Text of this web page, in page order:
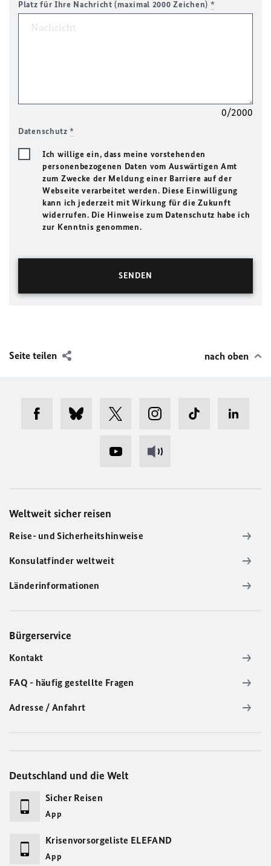
Platz für Ihre Nachricht (maximal 2000 Zeichen) *
0/2000
Datenschutz*
Ich willige ein, dass meine vorstehenden
personenbezogenen Daten vom Auswärtigen Amt
zum Zwecke der Meldung einer Barriere auf der
Webseite verarbeitet werden. Diese Einwilligung
kann ich jederzeit mit Wirkung für die Zukunft
widerrufen. Die Hinweise zum Datenschutz habe ich
zur Kenntnis genommen.
Seite teilen nach oben
Weltweit sicher reisen
Reise- und Sicherheitshinweise
Konsulatfinder weltweit
Länderinformationen
Bürgerservice
Kontakt
FAQ - häufig gestellte Fragen
Adresse / Anfahrt
Deutschland und die Welt
Sicher Reisen
App
Krisenvorsorgeliste ELEFAND
App